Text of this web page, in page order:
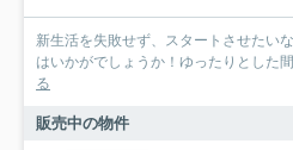
新生活を失敗せず、スタートさせたい
はいかがでしょうか！ゆったりとした
る
販売中の物件